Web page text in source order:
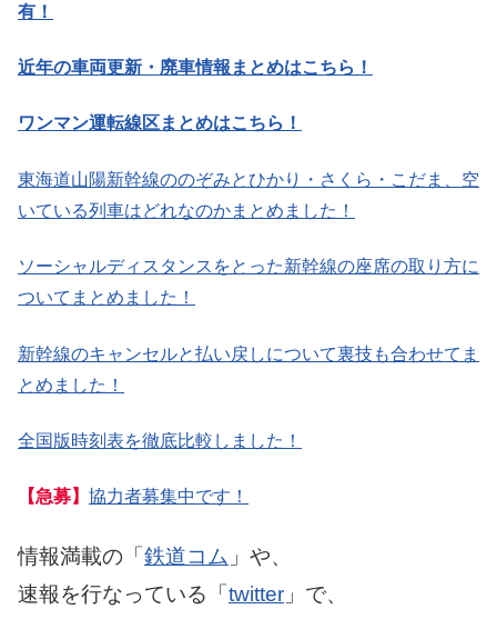
有！
近年の車両更新・廃車情報まとめはこちら！
ワンマン運転線区まとめはこちら！
東海道山陽新幹線ののぞみとひかり・さくら・こだま、空
いている列車はどれなのかまとめました！
ソーシャルディスタンスをとった新幹線の座席の取り方に
ついてまとめました！
新幹線のキャンセルと払い戻しについて裏技も合わせてま
とめました！
全国版時刻表を徹底比較しました！
【急募】 協力者募集中です！
情報満載の「鉄道コム 」や、
速報を行なっている「twitter 」で、